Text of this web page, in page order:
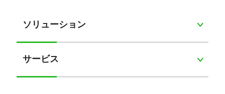
ソリューション
サービス